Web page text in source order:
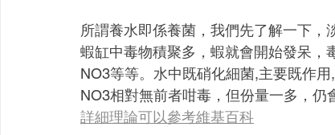
所謂養水即係養菌，我們先了解一下，
蝦缸中毒物積聚多，蝦就會開始發呆，
NO3等等。水中既硝化細菌,主要既作
NO3相對無前者咁毒，但份量一多，仍
詳細理論可以參考維基百科